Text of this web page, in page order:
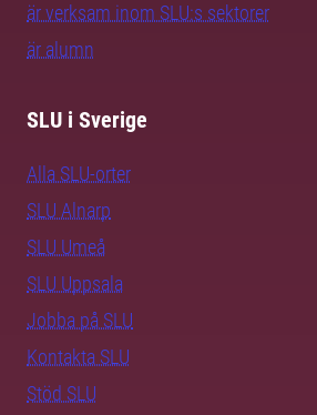
är verksam inom SLU:s sektorer
är alumn
SLU i Sverige
Alla SLU-orter
SLU Alnarp
SLU Umeå
SLU Uppsala
Jobba på SLU
Kontakta SLU
Stöd SLU